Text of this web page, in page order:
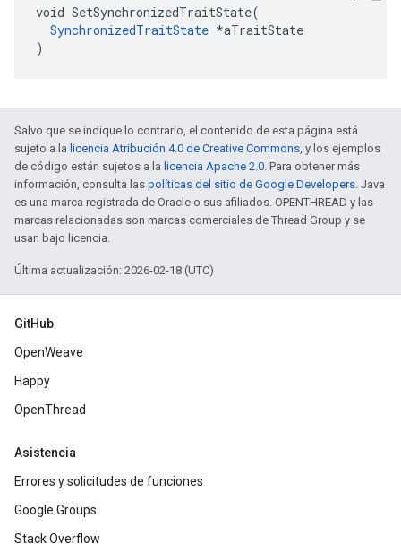
void SetSynchronizedTraitState(
SynchronizedTraitState *aTraitState
)
Salvo que se indique lo contrario, el contenido de esta página está
sujeto a la licencia Atribución 4.0 de Creative Commons, y los ejemplos
de código están sujetos a la licencia Apache 2.0. Para obtener más
información, consulta las políticas del sitio de Google Developers. Java
es una marca registrada de Oracle o sus afiliados. OPENTHREAD y las
marcas relacionadas son marcas comerciales de Thread Group y se
usan bajo licencia.
Última actualización: 2026-02-18 (UTC)
GitHub
OpenWeave
Happy
OpenThread
Asistencia
Errores y solicitudes de funciones
Google Groups
Stack Overflow